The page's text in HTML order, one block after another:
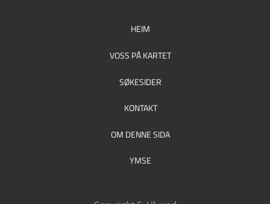
HEIM
VOSS PÅ KARTET
SØKESIDER
KONTAKT
OM DENNE SIDA
YMSE